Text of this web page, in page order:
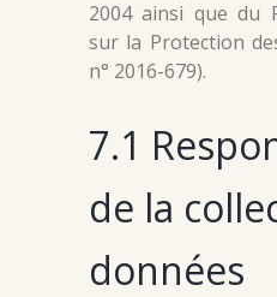
2004 ainsi que du
sur la Protection
n° 2016-679).
7.1
de la
données